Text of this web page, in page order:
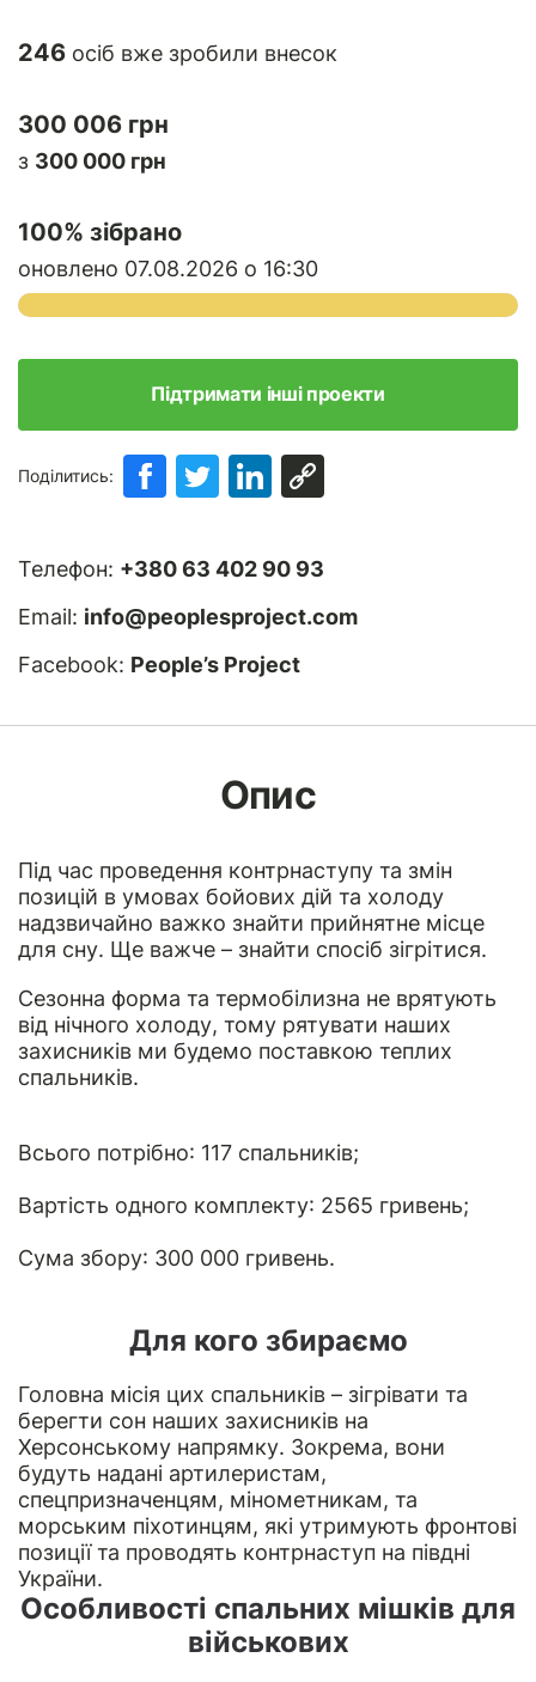
246 осіб вже зробили внесок
300 006 грн
з 300 000 грн
100% зібрано
оновлено 07.08.2026 о 16:30
Підтримати інші проекти
Поділитись:
Телефон: +380 63 402 90 93
Email: info@peoplesproject.com
Facebook: People’s Project
Опис
Під час проведення контрнаступу та змін
позицій в умовах бойових дій та холоду
надзвичайно важко знайти прийнятне місце
для сну. Ще важче – знайти спосіб зігрітися.
Сезонна форма та термобілизна не врятують
від нічного холоду, тому рятувати наших
захисників ми будемо поставкою теплих
спальників.
Всього потрібно: 117 спальників;
Вартість одного комплекту: 2565 гривень;
Сума збору: 300 000 гривень.
Для кого збираємо
Головна місія цих спальників – зігрівати та
берегти сон наших захисників на
Херсонському напрямку. Зокрема, вони
будуть надані артилеристам,
спецпризначенцям, мінометникам, та
морським піхотинцям, які утримують фронтові
позиції та проводять контрнаступ на півдні
України.
Особливості спальних мішків для
військових